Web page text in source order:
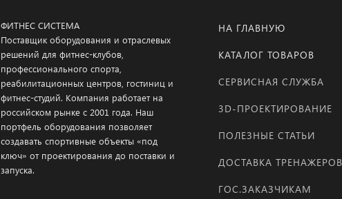
ФИТНЕС СИСТЕМА
Поставщик оборудования и отраслевых
решений для фитнес-клубов,
профессионального спорта,
реабилитационных центров, гостиниц и
фитнес-студий. Компания работает на
российском рынке с 2001 года. Наш
портфель оборудования позволяет
создавать спортивные объекты «под
ключ» от проектирования до поставки и
запуска.
НА ГЛАВНУЮ
КАТАЛОГ ТОВАРОВ
СЕРВИСНАЯ СЛУЖБА
3D-ПРОЕКТИРОВАНИЕ
ПОЛЕЗНЫЕ СТАТЬИ
ДОСТАВКА ТРЕНАЖЕРОВ
ГОС.ЗАКАЗЧИКАМ